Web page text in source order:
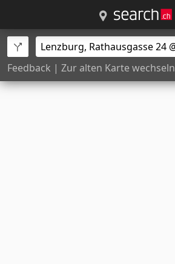
Feedback | Zur alten Karte wechseln